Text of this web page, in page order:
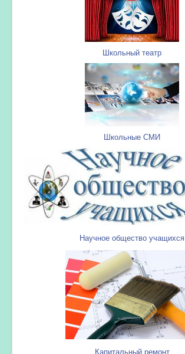
Школьный театр
Школьные СМИ
Научное общество учащихся
Капитальный ремонт